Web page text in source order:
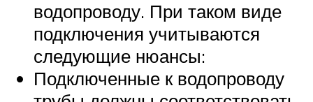
водопроводу. При таком виде
подключения учитываются
следующие нюансы:
Подключенные к водопроводу